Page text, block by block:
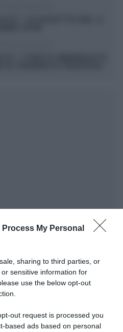
Process My Personal
sharing to third parties, or
sensitive information for
use the below opt-out
out request is processed you
based ads based on personal